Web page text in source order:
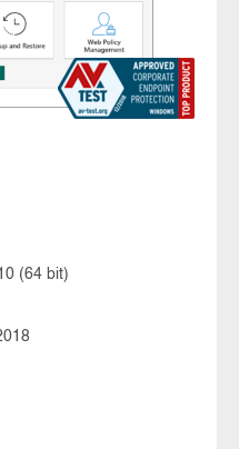
(64 bit)